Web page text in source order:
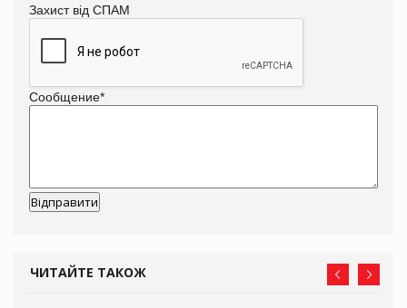
Захист від СПАМ
Сообщение*
ЧИТАЙТЕ ТАКОЖ